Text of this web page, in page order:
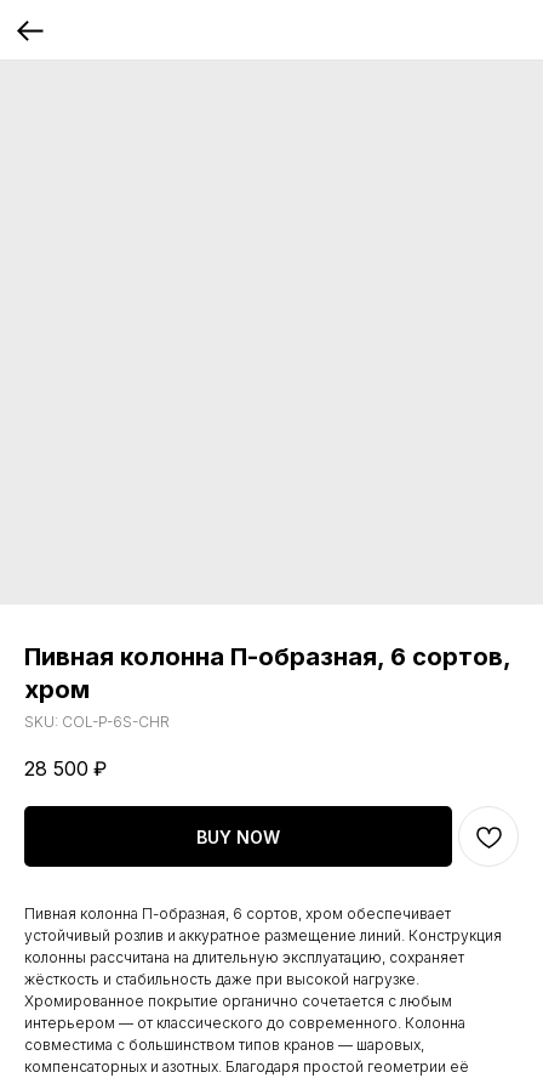
Пивная колонна П-образная, 6 сортов,
хром
SKU: COL-P-6S-CHR
28 500 ₽
BUY NOW
Пивная колонна П-образная, 6 сортов, хром обеспечивает
устойчивый розлив и аккуратное размещение линий. Конструкция
колонны рассчитана на длительную эксплуатацию, сохраняет
жёсткость и стабильность даже при высокой нагрузке.
Хромированное покрытие органично сочетается с любым
интерьером — от классического до современного. Колонна
совместима с большинством типов кранов — шаровых,
компенсаторных и азотных. Благодаря простой геометрии её